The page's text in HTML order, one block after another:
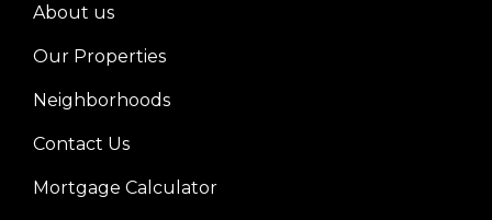
About us
Our Properties
Neighborhoods
Contact Us
Mortgage Calculator